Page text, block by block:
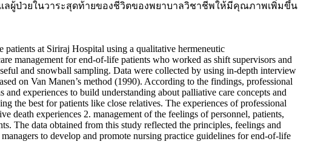
ลผู้ป่วยในวาระสุดท้ายของชีวิตของพยาบาลวิชาชีพให้มีคุณภาพเพิ่มขึ้น
patients at Siriraj Hospital using a qualitative hermeneutic
management for end-of-life patients who worked as shift supervisors and
and snowball sampling. Data were collected by using in-depth interview
on Van Manen’s method (1990). According to the findings, professional
experiences to build understanding about palliative care concepts and
the best for patients like close relatives. The experiences of professional
death experiences 2. management of the feelings of personnel, patients,
The data obtained from this study reflected the principles, feelings and
to develop and promote nursing practice guidelines for end-of-life